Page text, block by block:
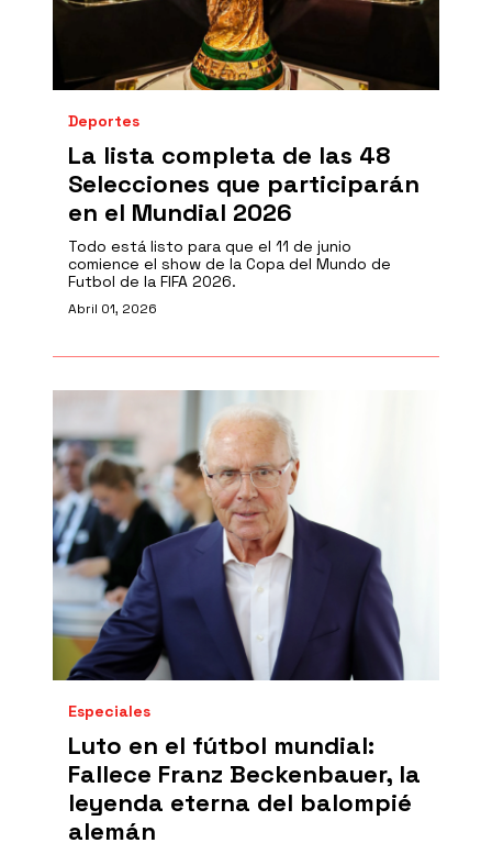
Deportes
La lista completa de las 48
Selecciones que participarán
en el Mundial 2026
Todo está listo para que el 11 de junio
comience el show de la Copa del Mundo de
Futbol de la FIFA 2026.
Abril 01, 2026
Especiales
Luto en el fútbol mundial:
Fallece Franz Beckenbauer, la
leyenda eterna del balompié
alemán